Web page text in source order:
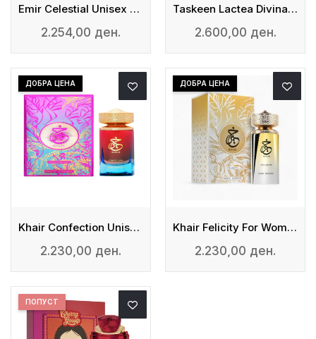
Emir Celestial Unisex - Eau De Parfum
2.254,00 ден.
Taskeen Lactea Divina Unisex - Eau De Parfum
2.600,00 ден.
Khair Confection Unisex – Eau De Parfum
ДОБРА ЦЕНА
2.230,00 ден.
Khair Felicity For Woman – Eau De Parfum
ДОБРА ЦЕНА
2.230,00 ден.
ПОПУСТ